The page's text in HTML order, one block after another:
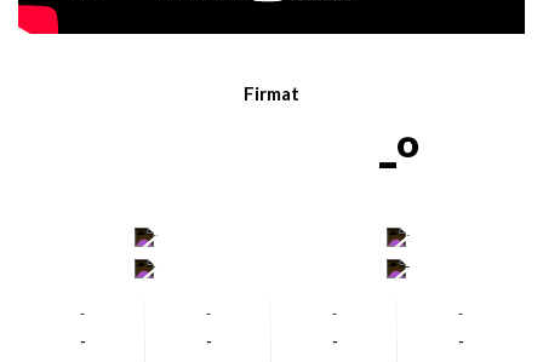
Firmat
-º
-
-
-
-
-
-
-
-
-
-
-
-